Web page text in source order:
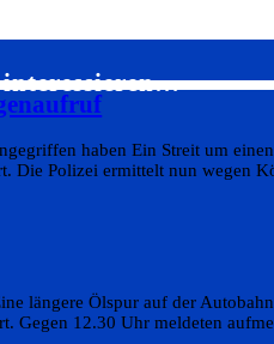
interessieren…
haben Ein Streit um
Die Polizei ermittelt nun wegen
längere Ölspur auf der
Gegen 12.30 Uhr meldeten